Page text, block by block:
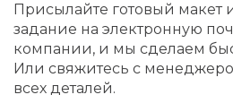
Присылайте готовый макет
задание на электронную
компании, и мы сделаем
Или свяжитесь с
всех деталей.